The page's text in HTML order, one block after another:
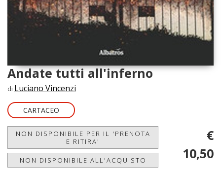
Andate tutti all'inferno
di Luciano Vincenzi
CARTACEO
NON DISPONIBILE PER IL 'PRENOTA
E RITIRA'
NON DISPONIBILE ALL'ACQUISTO
€
10,50